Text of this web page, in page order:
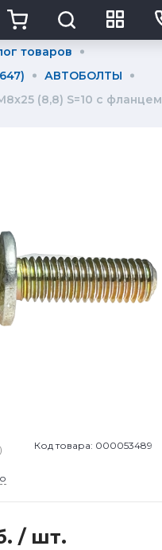
товаров
АВТОБОЛТЫ
(8,8) S=10 с фланцем
Код товара: 000053489
/ шт.